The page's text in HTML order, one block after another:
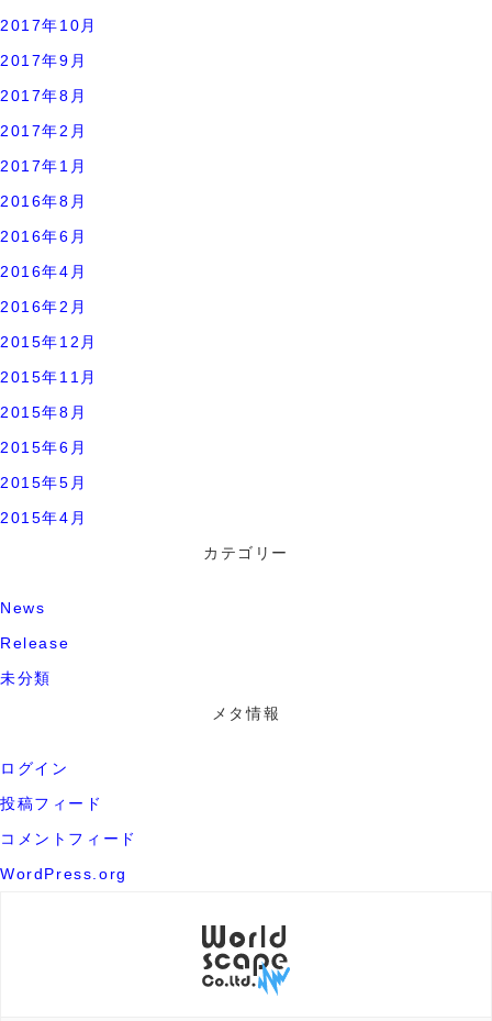
2017年10月
2017年9月
2017年8月
2017年2月
2017年1月
2016年8月
2016年6月
2016年4月
2016年2月
2015年12月
2015年11月
2015年8月
2015年6月
2015年5月
2015年4月
カテゴリー
News
Release
未分類
メタ情報
ログイン
投稿フィード
コメントフィード
WordPress.org